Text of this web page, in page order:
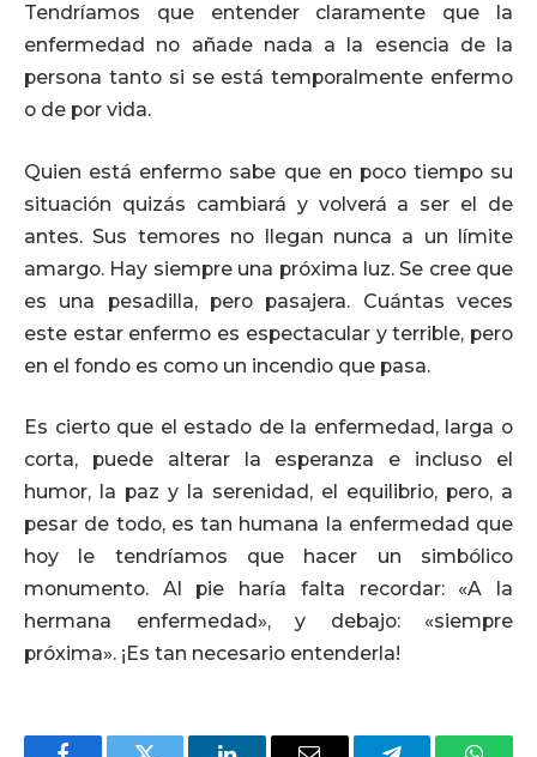
Tendríamos que entender claramente que la
enfermedad no añade nada a la esencia de la
persona tanto si se está temporalmente enfermo
o de por vida.
Quien está enfermo sabe que en poco tiempo su
situación quizás cambiará y volverá a ser el de
antes. Sus temores no llegan nunca a un límite
amargo. Hay siempre una próxima luz. Se cree que
es una pesadilla, pero pasajera. Cuántas veces
este estar enfermo es espectacular y terrible, pero
en el fondo es como un incendio que pasa.
Es cierto que el estado de la enfermedad, larga o
corta, puede alterar la esperanza e incluso el
humor, la paz y la serenidad, el equilibrio, pero, a
pesar de todo, es tan humana la enfermedad que
hoy le tendríamos que hacer un simbólico
monumento. Al pie haría falta recordar: «A la
hermana enfermedad», y debajo: «siempre
próxima». ¡Es tan necesario entenderla!